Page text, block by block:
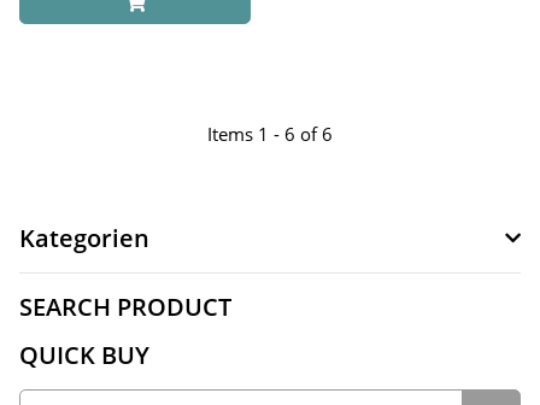
Items 1 - 6 of 6
Kategorien
SEARCH PRODUCT
QUICK BUY